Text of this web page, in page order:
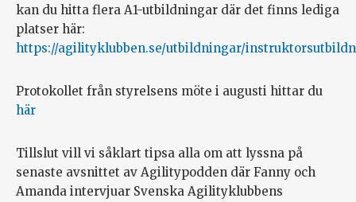
kan du hitta flera A1-utbildningar där det finns lediga
platser här:
https://agilityklubben.se/utbildningar/
Protokollet från styrelsens möte i augusti hittar du
här
Tillslut vill vi såklart tipsa alla om att lyssna på
senaste avsnittet av Agilitypodden där Fanny och
Amanda intervjuar Svenska Agilityklubbens